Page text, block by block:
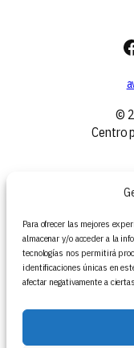
Para ofrecer las mejores
almacenar y/o acceder a la
tecnologías nos permitirá
identificaciones únicas en
afectar negativamente a
©
Centro